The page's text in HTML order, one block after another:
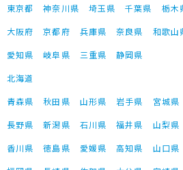
東京都 神奈川県 埼玉県 千葉県 栃木
大阪府 京都府 兵庫県 奈良県 和歌山
愛知県 岐阜県 三重県
静岡県
北海道
青森県 秋田県 山形県 岩手県 宮城県
長野県 新潟県 石川県 福井県 山梨県
香川県 徳島県 愛媛県 高知県 山口県